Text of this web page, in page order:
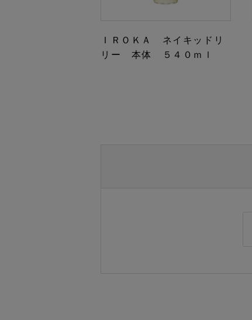
ＩＲＯＫＡ ネイキッドリ
リー 本体 ５４０ｍｌ